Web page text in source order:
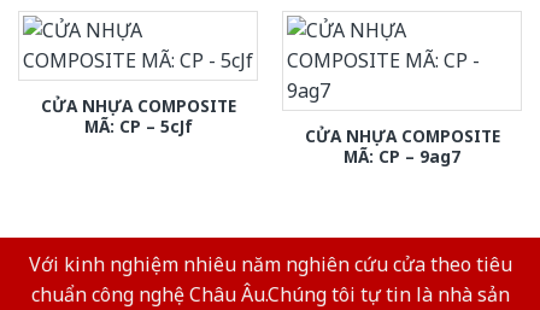
CỬA NHỰA COMPOSITE
MÃ: CP – 5cJf
CỬA NHỰA COMPOSITE
MÃ: CP – 9ag7
Với kinh nghiệm nhiêu năm nghiên cứu cửa theo tiêu
chuẩn công nghệ Châu Âu.Chúng tôi tự tin là nhà sản